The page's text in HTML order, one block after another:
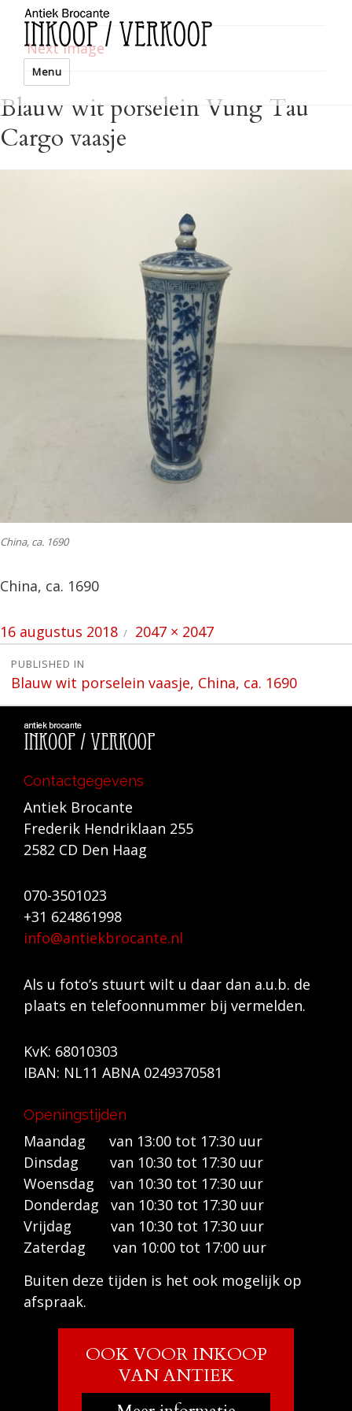
Menu
Next Image
Blauw wit porselein Vung Tau
Cargo vaasje
China, ca. 1690
China, ca. 1690
Posted
on
16 augustus 2018
Full
size
2047 × 2047
Bericht
navigatie
PUBLISHED IN
Blauw wit porselein vaasje, China, ca. 1690
Contactgegevens
Antiek Brocante
Frederik Hendriklaan 255
2582 CD Den Haag
070-3501023
+31 624861998
info@antiekbrocante.nl
Als u foto’s stuurt wilt u daar dan a.u.b. de
plaats en telefoonnummer bij vermelden.
KvK: 68010303
IBAN: NL11 ABNA 0249370581
Openingstijden
Maandag van 13:00 tot 17:30 uur
Dinsdag van 10:30 tot 17:30 uur
Woensdag van 10:30 tot 17:30 uur
Donderdag van 10:30 tot 17:30 uur
Vrijdag van 10:30 tot 17:30 uur
Zaterdag van 10:00 tot 17:00 uur
Buiten deze tijden is het ook mogelijk op
afspraak.
OOK VOOR INKOOP
VAN ANTIEK